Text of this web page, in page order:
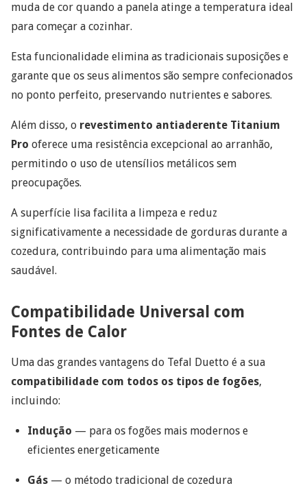
muda de cor quando a panela atinge a temperatura ideal
para começar a cozinhar.
Esta funcionalidade elimina as tradicionais suposições e
garante que os seus alimentos são sempre confecionados
no ponto perfeito, preservando nutrientes e sabores.
Além disso, o revestimento antiaderente Titanium
Pro oferece uma resistência excepcional ao arranhão,
permitindo o uso de utensílios metálicos sem
preocupações.
A superfície lisa facilita a limpeza e reduz
significativamente a necessidade de gorduras durante a
cozedura, contribuindo para uma alimentação mais
saudável.
Compatibilidade Universal com
Fontes de Calor
Uma das grandes vantagens do Tefal Duetto é a sua
compatibilidade com todos os tipos de fogões,
incluindo:
Indução — para os fogões mais modernos e
eficientes energeticamente
Gás — o método tradicional de cozedura